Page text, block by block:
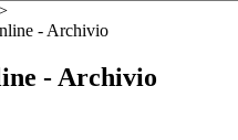
- Archivio
- Archivio